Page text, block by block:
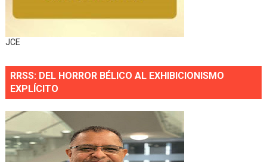
JCE
RRSS: DEL HORROR BÉLICO AL EXHIBICIONISMO
EXPLÍCITO